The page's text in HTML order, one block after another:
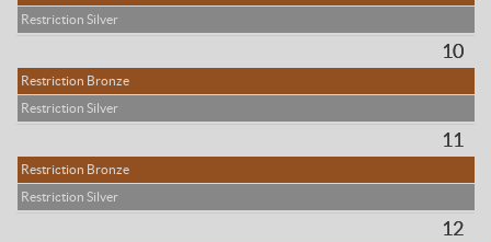
Restriction Silver
Restriction Silver
Restriction Silver
Restriction Bronze
Restriction Bronze
10
11
12